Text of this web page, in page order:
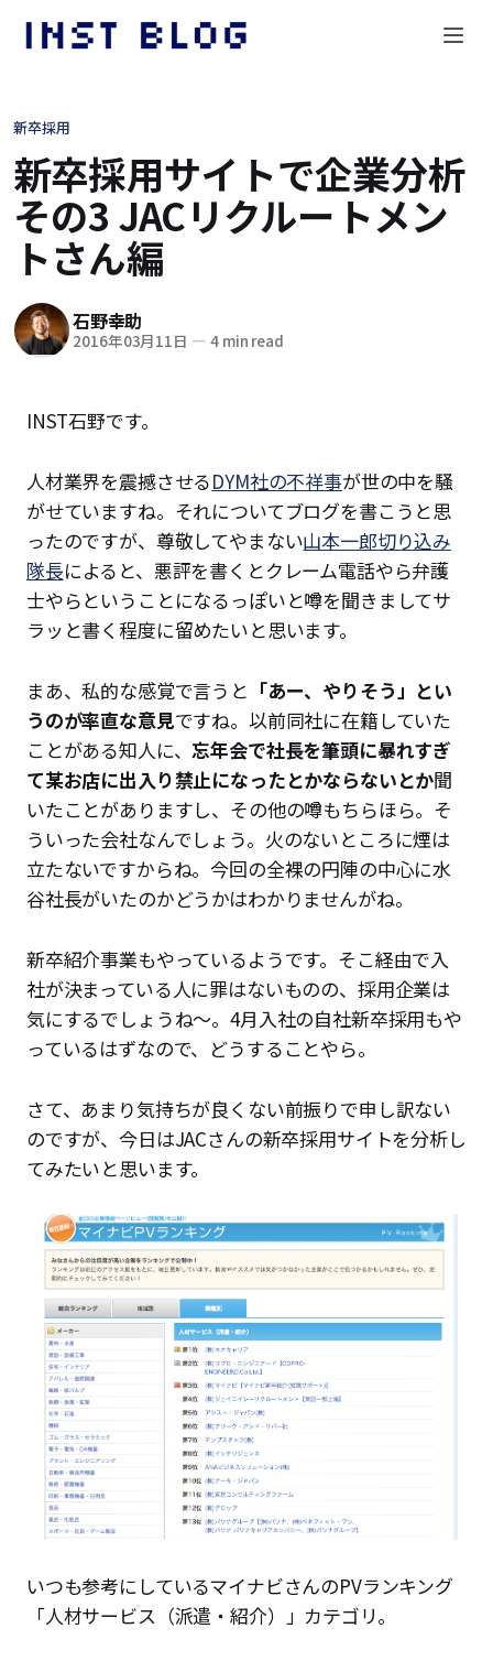
新卒採用
新卒採用サイトで企業分析
その3 JACリクルートメン
トさん編
石野幸助
2016年03月11日 — 4 min read
INST石野です。
人材業界を震撼させるDYM社の不祥事が世の中を騒
がせていますね。それについてブログを書こうと思
ったのですが、尊敬してやまない山本一郎切り込み
隊長によると、悪評を書くとクレーム電話やら弁護
士やらということになるっぽいと噂を聞きましてサ
ラッと書く程度に留めたいと思います。
まあ、私的な感覚で言うと 「あー、やりそう」とい
うのが率直な意見ですね。以前同社に在籍していた
ことがある知人に、 忘年会で社長を筆頭に暴れすぎ
て某お店に出入り禁止になったとかならないとか聞
いたことがありますし、その他の噂もちらほら。そ
ういった会社なんでしょう。火のないところに煙は
立たないですからね。今回の全裸の円陣の中心に水
谷社長がいたのかどうかはわかりませんがね。
新卒紹介事業もやっているようです。そこ経由で入
社が決まっている人に罪はないものの、採用企業は
気にするでしょうね〜。4月入社の自社新卒採用もや
っているはずなので、どうすることやら。
さて、あまり気持ちが良くない前振りで申し訳ない
のですが、今日はJACさんの新卒採用サイトを分析し
てみたいと思います。
いつも参考にしているマイナビさんのPVランキング
「人材サービス（派遣・紹介）」カテゴリ。